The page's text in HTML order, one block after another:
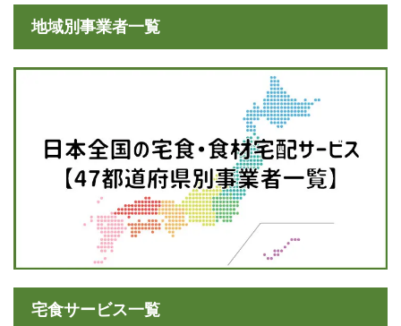
地域別事業者一覧
宅食サービス一覧